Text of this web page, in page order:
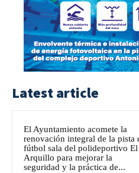
Latest article
El Ayuntamiento acomete la
renovación integral de la pista
fútbol sala del polideportivo El
Arquillo para mejorar la
seguridad y la práctica de...